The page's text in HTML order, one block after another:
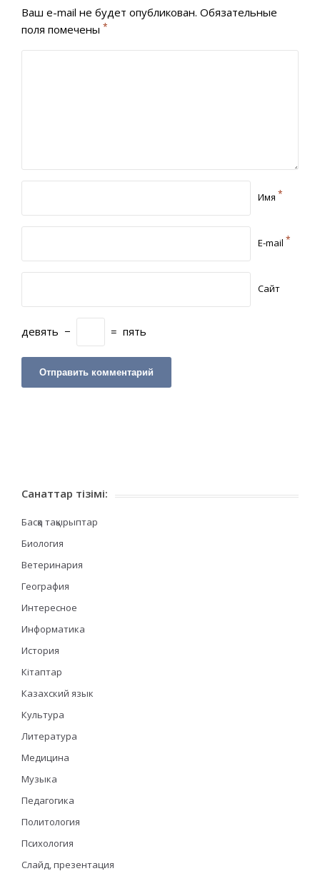
Ваш e-mail не будет опубликован. Обязательные
поля помечены *
Имя *
E-mail *
Сайт
девять − = пять
Санаттар тізімі:
Басқа тақырыптар
Биология
Ветеринария
География
Интересное
Информатика
История
Кітаптар
Казахский язык
Культура
Литература
Медицина
Музыка
Педагогика
Политология
Психология
Слайд, презентация